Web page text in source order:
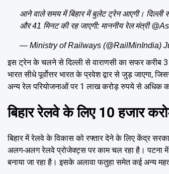
आने वाले समय में बिहार में बुलेट ट्रेन आएगी। दिल्ली
और 41 मिनट की रह जाएगी: माननीय रेल मंत्री
— Ministry of Railways (@RailMinIndia)
इस ट्रेन के चलने से दिल्ली से वाराणसी का सफर करीब
भारत सीधे पूर्वोत्तर भारत के प्रवेश द्वार से जुड़ जाएगा,
अन्य रेल परियोजनाओं पर 1 लाख करोड़ रुपये से अधिक
बिहार रेलवे के लिए 10 हजार
बिहार में रेलवे के विकास को रफ्तार देने के लिए केंद्र
अलग-अलग रेलवे प्रोजेक्ट्स पर काम चल रहा है। पटना में
बनाया जा रहा है। इसके अलावा फतुहा समेत कई अन्य